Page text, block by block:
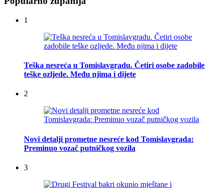
1
Teška nesreća u Tomislavgradu. Četiri osobe zadobile
teške ozljede. Među njima i dijete
2
Novi detalji prometne nesreće kod Tomislavgrada:
Preminuo vozač putničkog vozila
3